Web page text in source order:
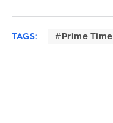
TAGS: Prime Time